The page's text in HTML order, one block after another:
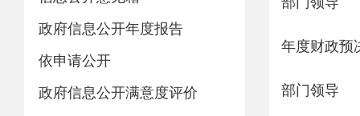
政府信息公开年度报告
依申请公开
政府信息公开满意度评价
年度财政预
部门领导